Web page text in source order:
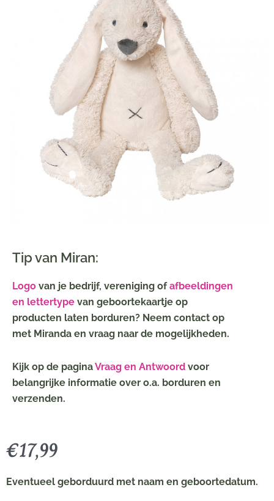
Tip van Miran:
Logo van je bedrijf, vereniging ofafbeeldingen
en lettertype van geboortekaartje op
producten laten borduren? Neem contact op
met Miranda en vraag naar de mogelijkheden.
Kijk op de paginaVraag en Antwoord voor
belangrijke informatie over o.a. borduren en
verzenden.
€17,99
Eventueel geborduurd met naam en geboortedatum.